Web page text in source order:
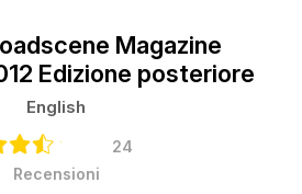
Magazine
Edizione posteriore
English
24
Recensioni